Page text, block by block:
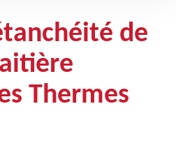
de
Thermes